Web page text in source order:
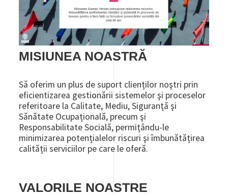
MISIUNEA NOASTRĂ
Să oferim un plus de suport clienţilor noştri prin
eficientizarea gestionării sistemelor şi proceselor
referitoare la Calitate, Mediu, Siguranţă şi
Sănătate Ocupaţională, precum şi
Responsabilitate Socială, permiţându-le
minimizarea potențialelor riscuri şi îmbunătăţirea
calității serviciilor pe care le oferă.
VALORILE NOASTRE